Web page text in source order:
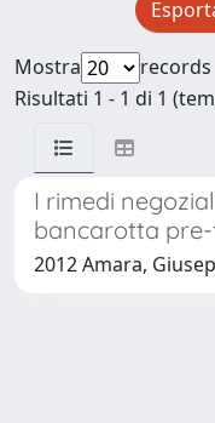
Mostra
records
Risultati 1 - 1 di 1
I rimedi
bancarotta
2012 Amara,